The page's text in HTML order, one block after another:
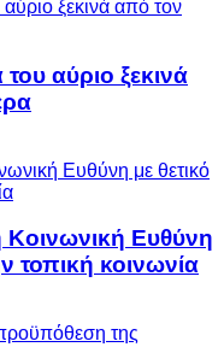
αύριο ξεκινά
Κοινωνική Ευθύνη
τοπική κοινωνία